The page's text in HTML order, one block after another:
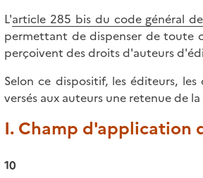
L'article 285 bis du code général
permettant de dispenser de toute
perçoivent des droits d'auteurs
Selon ce dispositif, les éditeurs,
versés aux auteurs une retenue de
I. Champ d'application
10